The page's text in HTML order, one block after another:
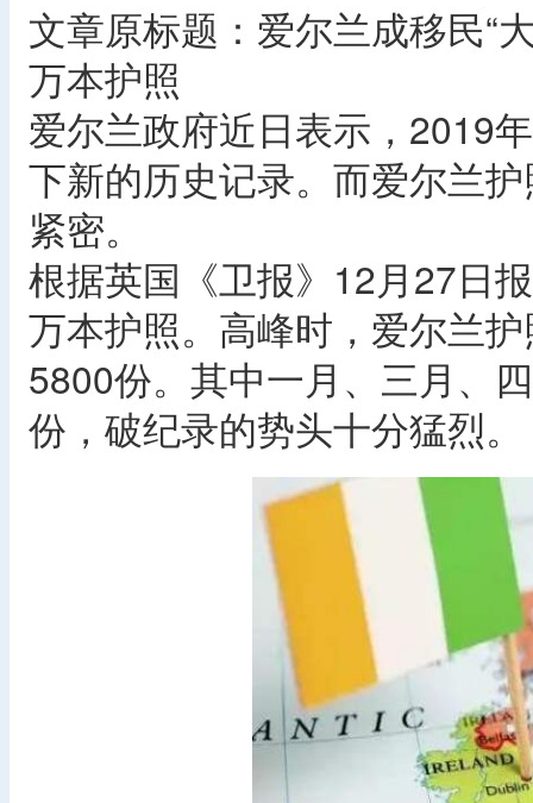
文章原标题：爱尔兰成移民“
万本护照
爱尔兰政府近日表示，2019
下新的历史记录。而爱尔兰
紧密。
根据英国《卫报》12月27日
万本护照。高峰时，爱尔兰
5800份。其中一月、三月、
份，破纪录的势头十分猛烈。